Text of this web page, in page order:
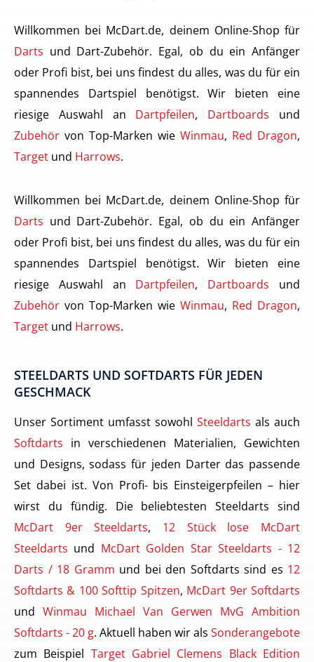
Willkommen bei McDart.de, deinem Online-Shop für
Darts und Dart-Zubehör. Egal, ob du ein Anfänger
oder Profi bist, bei uns findest du alles, was du für ein
spannendes Dartspiel benötigst. Wir bieten eine
riesige Auswahl an Dartpfeilen, Dartboards und
Zubehör von Top-Marken wie Winmau, Red Dragon,
Target und Harrows.
Willkommen bei McDart.de, deinem Online-Shop für
Darts und Dart-Zubehör. Egal, ob du ein Anfänger
oder Profi bist, bei uns findest du alles, was du für ein
spannendes Dartspiel benötigst. Wir bieten eine
riesige Auswahl an Dartpfeilen, Dartboards und
Zubehör von Top-Marken wie Winmau, Red Dragon,
Target und Harrows.
STEELDARTS UND SOFTDARTS FÜR JEDEN
GESCHMACK
Unser Sortiment umfasst sowohl Steeldarts als auch
Softdarts in verschiedenen Materialien, Gewichten
und Designs, sodass für jeden Darter das passende
Set dabei ist. Von Profi- bis Einsteigerpfeilen – hier
wirst du fündig. Die beliebtesten Steeldarts sind
McDart 9er Steeldarts, 12 Stück lose McDart
Steeldarts und McDart Golden Star Steeldarts - 12
Darts / 18 Gramm und bei den Softdarts sind es 12
Softdarts & 100 Softtip Spitzen, McDart 9er Softdarts
und Winmau Michael Van Gerwen MvG Ambition
Softdarts - 20 g. Aktuell haben wir als Sonderangebote
zum Beispiel Target Gabriel Clemens Black Edition